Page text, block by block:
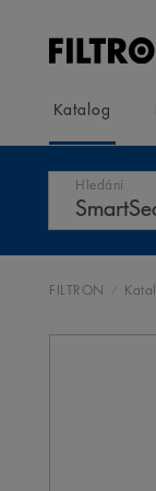
Katalog
Hledání
FILTRON